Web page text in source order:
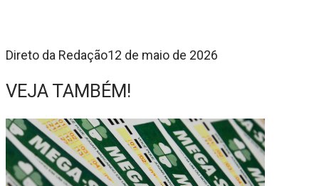
Direto da Redação12 de maio de 2026
VEJA TAMBÉM!